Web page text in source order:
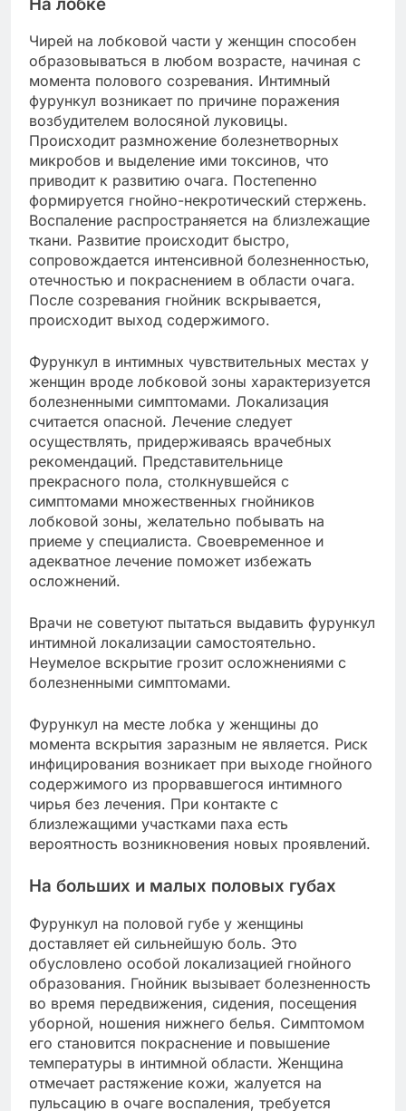
Чирей на лобковой части у женщин способен
образовываться в любом возрасте, начиная с
момента полового созревания. Интимный
фурункул возникает по причине поражения
возбудителем волосяной луковицы.
Происходит размножение болезнетворных
микробов и выделение ими токсинов, что
приводит к развитию очага. Постепенно
формируется гнойно-некротический стержень.
Воспаление распространяется на близлежащие
ткани. Развитие происходит быстро,
сопровождается интенсивной болезненностью,
отечностью и покраснением в области очага.
После созревания гнойник вскрывается,
происходит выход содержимого.
Фурункул в интимных чувствительных местах у
женщин вроде лобковой зоны характеризуется
болезненными симптомами. Локализация
считается опасной. Лечение следует
осуществлять, придерживаясь врачебных
рекомендаций. Представительнице
прекрасного пола, столкнувшейся с
симптомами множественных гнойников
лобковой зоны, желательно побывать на
приеме у специалиста. Своевременное и
адекватное лечение поможет избежать
осложнений.
Врачи не советуют пытаться выдавить фурункул
интимной локализации самостоятельно.
Неумелое вскрытие грозит осложнениями с
болезненными симптомами.
Фурункул на месте лобка у женщины до
момента вскрытия заразным не является. Риск
инфицирования возникает при выходе гнойного
содержимого из прорвавшегося интимного
чирья без лечения. При контакте с
близлежащими участками паха есть
вероятность возникновения новых проявлений.
На больших и малых половых губах
Фурункул на половой губе у женщины
доставляет ей сильнейшую боль. Это
обусловлено особой локализацией гнойного
образования. Гнойник вызывает болезненность
во время передвижения, сидения, посещения
уборной, ношения нижнего белья. Симптомом
его становится покраснение и повышение
температуры в интимной области. Женщина
отмечает растяжение кожи, жалуется на
пульсацию в очаге воспаления, требуется